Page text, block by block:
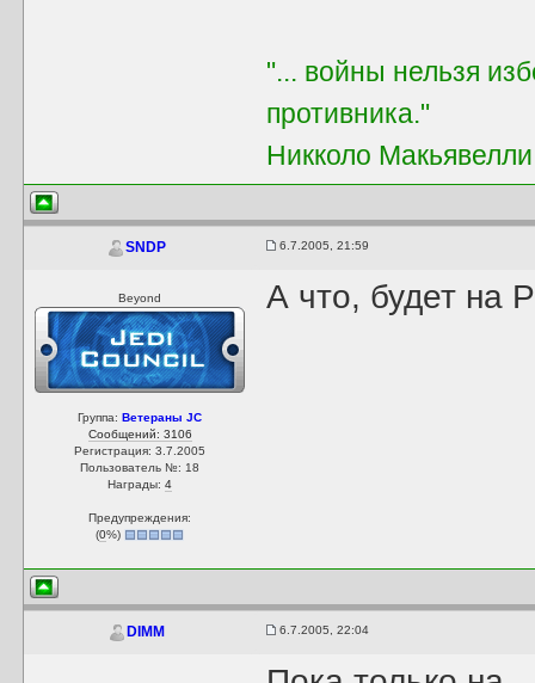
"... войны нельзя
противника."
Никколо Макьявелли
SNDP 6.7.2005, 21:59
Beyond
Группа:Ветераны JC
Сообщений: 3106
Регистрация: 3.7.2005
Пользователь №: 18
Награды:4
Предупреждения:
(0%)
А что, будет на
DIMM 6.7.2005, 22:04